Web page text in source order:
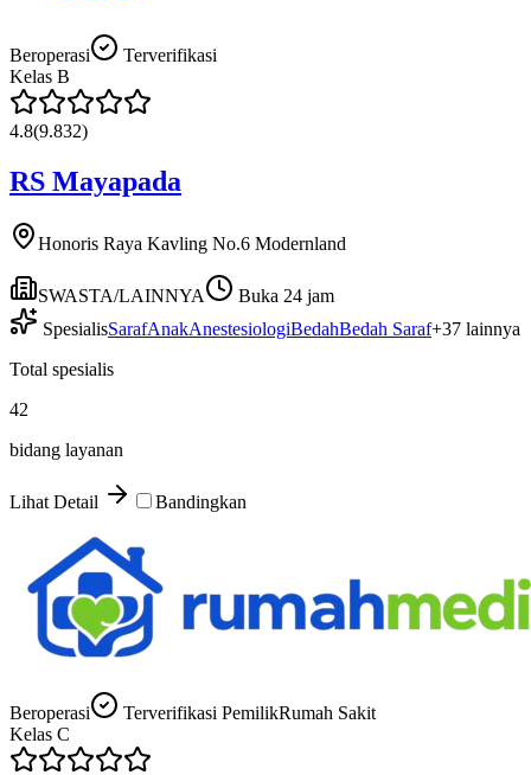
Beroperasi
Terverifikasi
Kelas B
4.8(9.832)
RS Mayapada
Honoris Raya Kavling No.6 Modernland
SWASTA/LAINNYA
Buka 24 jam
SpesialisSarafAnakAnestesiologiBedahBedah Saraf+37 lainnya
Total spesialis
42
bidang layanan
Lihat Detail Bandingkan
Beroperasi Terverifikasi PemilikRumah Sakit
Kelas C